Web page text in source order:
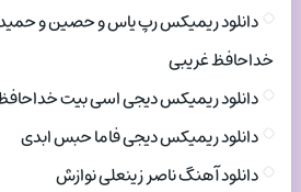
دانلود ریمیکس رپ یاس و حصین و
خداحافظ غریبی
دانلود ریمیکس دیجی اسی بیت
دانلود ریمیکس دیجی فاما حبس ابدی
دانلود آهنگ ناصر زینعلی نوازش